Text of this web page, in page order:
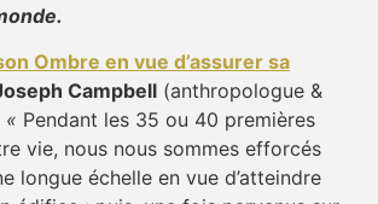
Ombre en vue d’assurer sa
Campbell (anthropologue &
« Pendant les 35 ou 40 premières
vie, nous nous sommes efforcés
longue échelle en vue d’atteindre